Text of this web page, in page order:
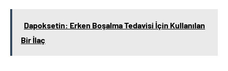
Dapoksetin: Erken Boşalma Tedavisi İçin Kullanılan
Bir İlaç